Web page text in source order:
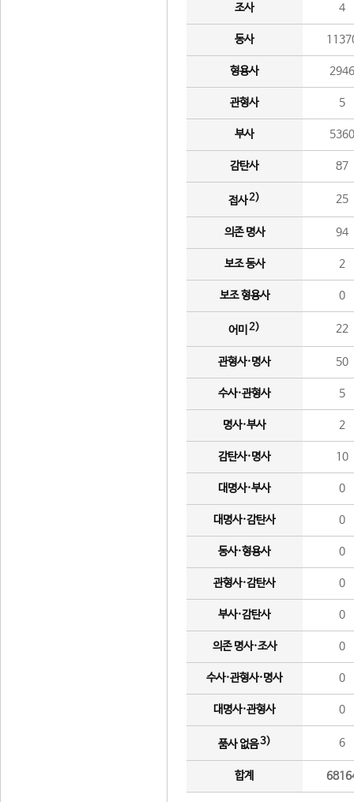
조사 4
동사
형용사 2946
관형사 5
부사 5360
감탄사 87
접사2) 25
의존 명사 94
보조 동사 2
보조 형용사 0
어미 2) 22
관형사·명사 50
수사·관형사 5
명사·부사 2
감탄사·명사 10
대명사·부사 0
대명사·감탄사 0
동사·형용사 0
관형사·감탄사 0
부사·감탄사 0
의존 명사·조사 0
수사·관형사·명사 0
대명사·관형사 0
품사 없음3) 6
합계